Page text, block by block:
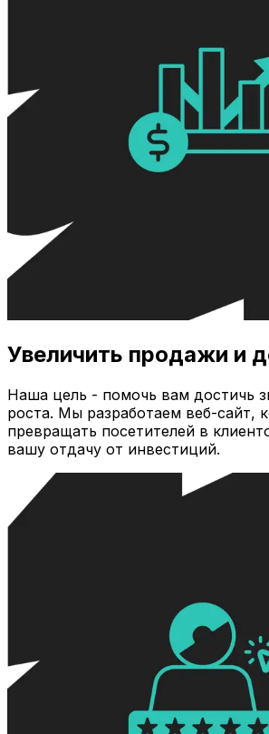
Увеличить продажи и
Наша цель - помочь вам достичь
роста. Мы разработаем веб-сайт,
превращать посетителей в
вашу отдачу от инвестиций.